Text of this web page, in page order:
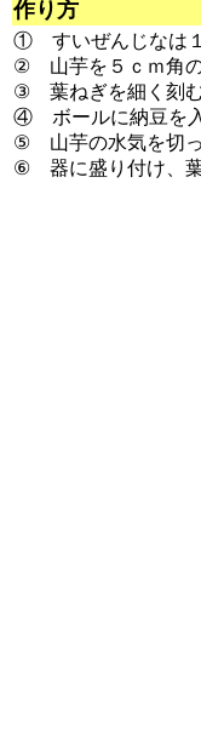
作り方
① すいぜんじなは１
② 山芋を５ｃｍ角の
③ 葉ねぎを細く刻む
④ ボールに納豆を入
⑤ 山芋の水気を切っ
⑥ 器に盛り付け、葉